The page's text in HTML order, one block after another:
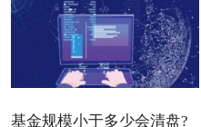
基金规模小于多少会清盘?